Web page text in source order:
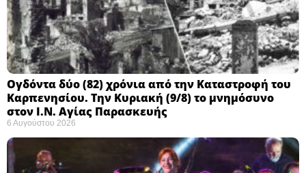
Ογδόντα δύο (82) χρόνια από την Καταστροφή του
Καρπενησίου. Την Κυριακή (9/8) το μνημόσυνο
στον Ι.Ν. Αγίας Παρασκευής
6 Αυγούστου 2026